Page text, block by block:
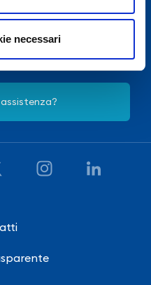
necessari
d’Amalfi e del Cilento è
salvo eccezionale ritardo